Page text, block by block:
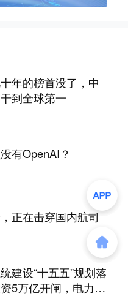
年的榜首没了，中
到全球第一
有OpenAI？
正在击穿国内航司
建设“十五五”规划落
5万亿开闸，电力设